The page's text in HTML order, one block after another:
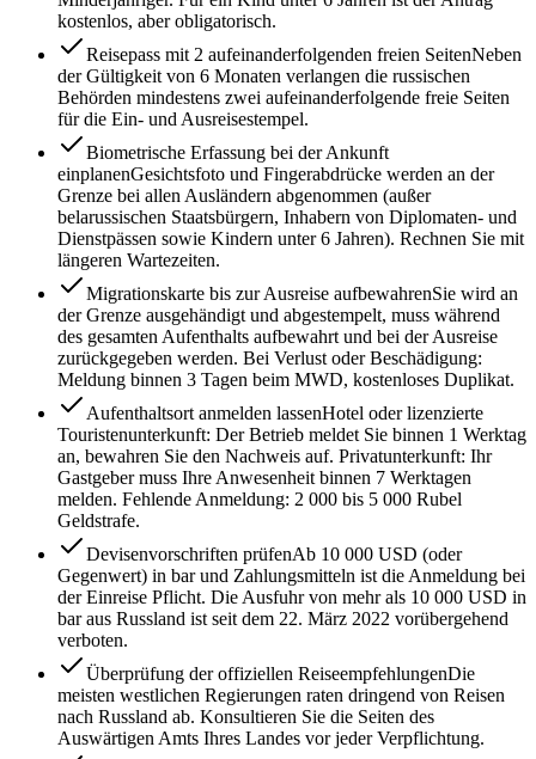
kostenlos, aber obligatorisch.
Reisepass mit 2 aufeinanderfolgenden freien SeitenNeben
der Gültigkeit von 6 Monaten verlangen die russischen
Behörden mindestens zwei aufeinanderfolgende freie Seiten
für die Ein- und Ausreisestempel.
Biometrische Erfassung bei der Ankunft
einplanenGesichtsfoto und Fingerabdrücke werden an der
Grenze bei allen Ausländern abgenommen (außer
belarussischen Staatsbürgern, Inhabern von Diplomaten- und
Dienstpässen sowie Kindern unter 6 Jahren). Rechnen Sie mit
längeren Wartezeiten.
Migrationskarte bis zur Ausreise aufbewahrenSie wird an
der Grenze ausgehändigt und abgestempelt, muss während
des gesamten Aufenthalts aufbewahrt und bei der Ausreise
zurückgegeben werden. Bei Verlust oder Beschädigung:
Meldung binnen 3 Tagen beim MWD, kostenloses Duplikat.
Aufenthaltsort anmelden lassenHotel oder lizenzierte
Touristenunterkunft: Der Betrieb meldet Sie binnen 1 Werktag
an, bewahren Sie den Nachweis auf. Privatunterkunft: Ihr
Gastgeber muss Ihre Anwesenheit binnen 7 Werktagen
melden. Fehlende Anmeldung: 2 000 bis 5 000 Rubel
Geldstrafe.
Devisenvorschriften prüfenAb 10 000 USD (oder
Gegenwert) in bar und Zahlungsmitteln ist die Anmeldung bei
der Einreise Pflicht. Die Ausfuhr von mehr als 10 000 USD in
bar aus Russland ist seit dem 22. März 2022 vorübergehend
verboten.
Überprüfung der offiziellen ReiseempfehlungenDie
meisten westlichen Regierungen raten dringend von Reisen
nach Russland ab. Konsultieren Sie die Seiten des
Auswärtigen Amts Ihres Landes vor jeder Verpflichtung.